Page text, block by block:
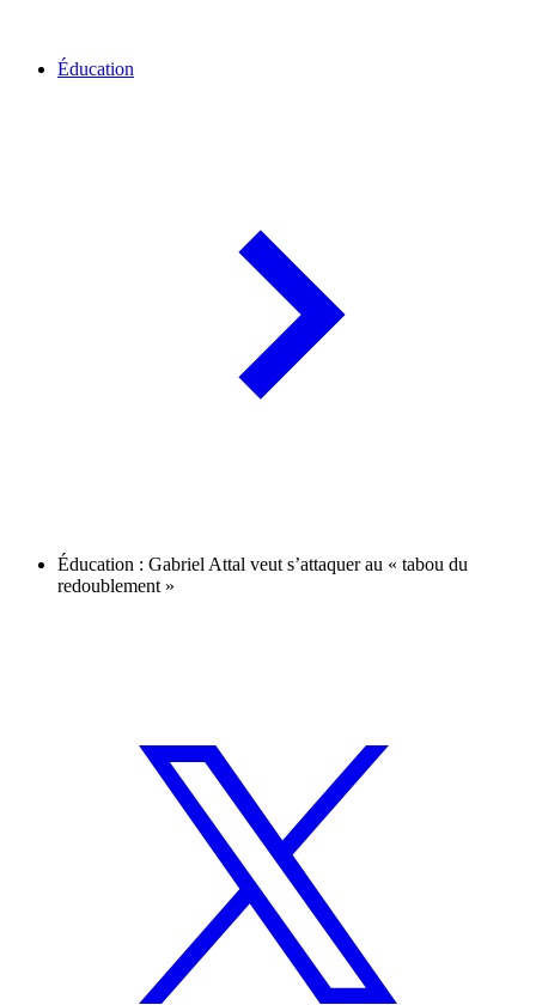
Éducation
Éducation : Gabriel Attal veut s’attaquer au « tabou du
redoublement »